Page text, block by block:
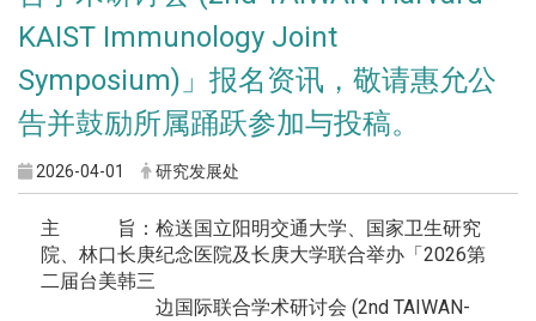
KAIST Immunology Joint
Symposium)」报名资讯，敬请惠允公
告并鼓励所属踊跃参加与投稿。
2026-04-01 研究发展处
主 旨：检送国立阳明交通大学、国家卫生研究
院、林口长庚纪念医院及长庚大学联合举办「2026第
二届台美韩三
边国际联合学术研讨会 (2nd TAIWAN-